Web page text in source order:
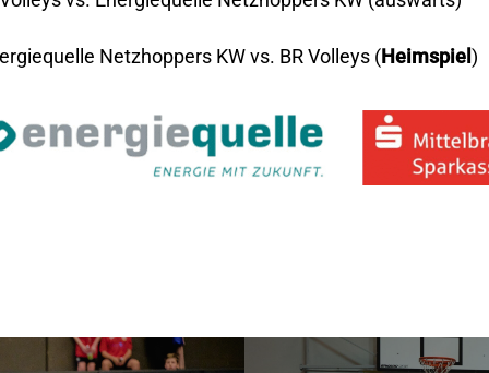
Netzhoppers KW vs. BR Volleys (Heimspiel)